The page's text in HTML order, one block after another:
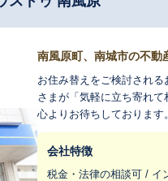
南風原町、南城市の不動
お住み替えをご検討され
さまが「気軽に立ち寄れて
心よりお待ちしております。
会社特徴
税金・法律の相談可 / イ